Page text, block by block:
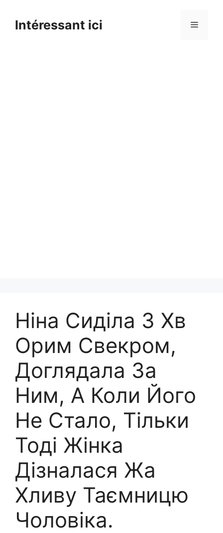
contentIntéressant ici Menu
Ніна Сиділа З Хв
Орим Свекром,
Доглядала За
Ним, А Коли Його
Не Стало, Тільки
Тоді Жінка
Дізналася Жа
Хливу Таємницю
Чоловіка.